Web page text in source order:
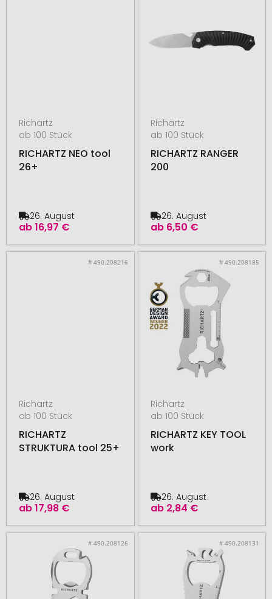
Richartz
ab 100 Stück
RICHARTZ NEO tool
26+
ab16,97 €
26. August
Richartz
ab 100 Stück
RICHARTZ RANGER
200
ab 6,50 €
26. August
# 490.208216
Richartz
ab 100 Stück
RICHARTZ
STRUKTURA tool 25+
ab17,98 €
26. August
# 490.208185
Richartz
ab 100 Stück
RICHARTZ KEY TOOL
work
ab 2,84 €
26. August
# 490.208126 # 490.208131